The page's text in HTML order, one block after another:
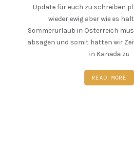
Update für euch zu schreiben
wieder ewig aber wie es
Sommerurlaub in Österreich
absagen und somit hatten wir
in Kanada zu
READ MORE